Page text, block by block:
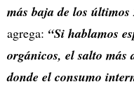
más baja de los últimos
agrega: “Si hablamos
orgánicos, el salto más
donde el consumo